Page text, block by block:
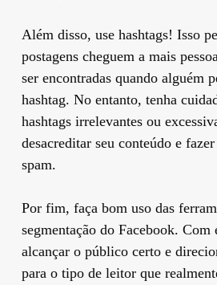
Além disso, use hashtags! Isso
postagens cheguem a mais
ser encontradas quando alguém
hashtag. No entanto, tenha
hashtags irrelevantes ou
desacreditar seu conteúdo e
spam.
Por fim, faça bom uso das
segmentação do Facebook. Com
alcançar o público certo e
para o tipo de leitor que